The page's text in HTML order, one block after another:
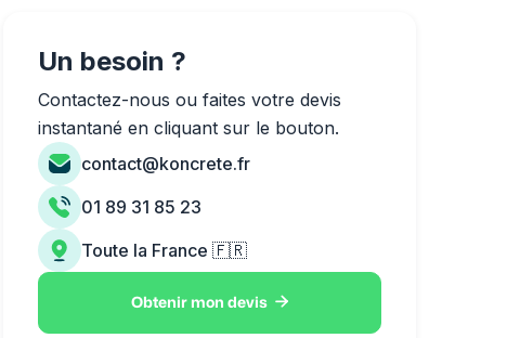
Un besoin ?
Contactez-nous ou faites votre devis
instantané en cliquant sur le bouton.
contact@koncrete.fr
01 89 31 85 23
Toute la France 🇫🇷
Obtenir mon devis 